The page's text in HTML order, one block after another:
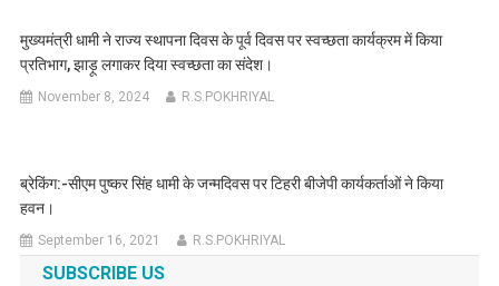
मुख्यमंत्री धामी ने राज्य स्थापना दिवस के पूर्व दिवस पर स्वच्छता कार्यक्रम में किया
प्रतिभाग, झाड़ू लगाकर दिया स्वच्छता का संदेश।
November 8, 2024 R.S.POKHRIYAL
ब्रेकिंग:-सीएम पुष्कर सिंह धामी के जन्मदिवस पर टिहरी बीजेपी कार्यकर्ताओं ने किया
हवन।
September 16, 2021 R.S.POKHRIYAL
SUBSCRIBE US